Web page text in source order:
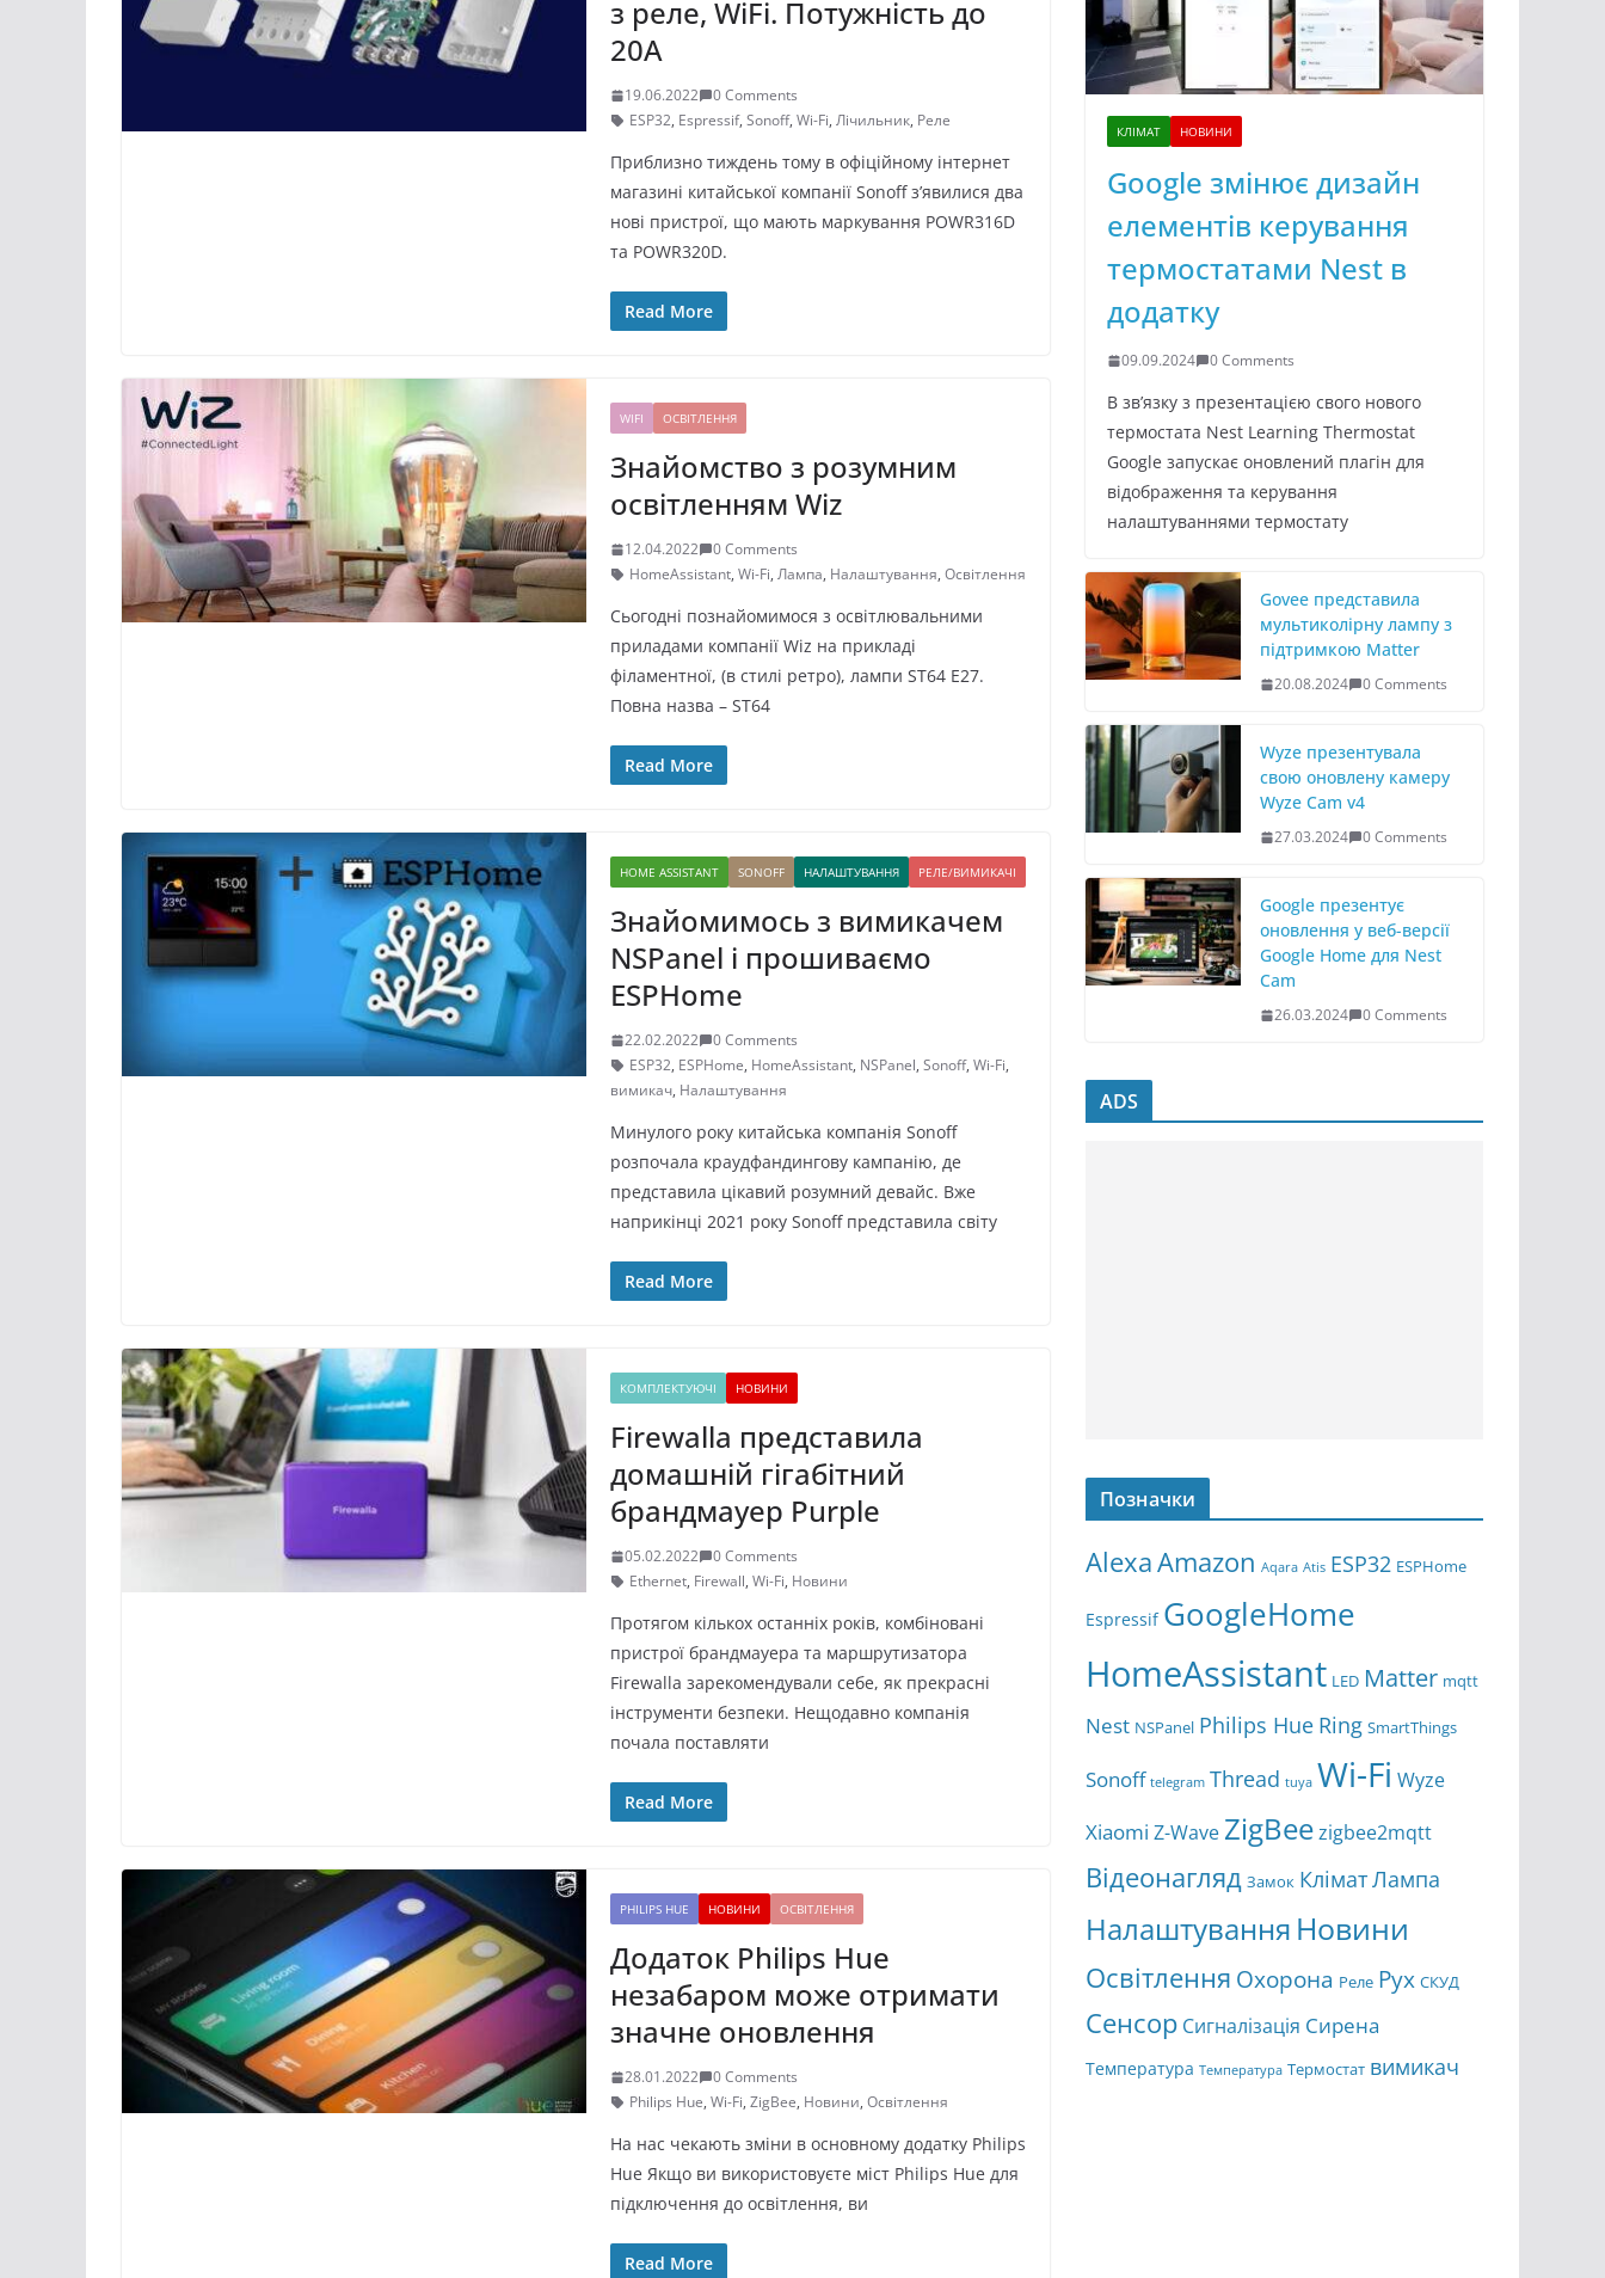
з реле, WiFi. Потужність до
20А
19.06.2022
0 Comments
ESP32, Espressif, Sonoff, Wi-Fi, Лічильник, Реле
Приблизно тиждень тому в офіційному інтернет
магазині китайської компанії Sonoff з’явилися два
нові пристрої, що мають маркування POWR316D
та POWR320D.
Read More
WIFI ОСВІТЛЕННЯ
Знайомство з розумним
освітленням Wiz
12.04.2022
0 Comments
HomeAssistant, Wi-Fi, Лампа, Налаштування, Освітлення
Сьогодні познайомимося з освітлювальними
приладами компанії Wiz на прикладі
філаментної, (в стилі ретро), лампи ST64 E27.
Повна назва – ST64
Read More
HOME ASSISTANT SONOFF НАЛАШТУВАННЯ РЕЛЕ/ВИМИКАЧІ
Знайомимось з вимикачем
NSPanel і прошиваємо
ESPHome
22.02.2022
0 Comments
ESP32, ESPHome, HomeAssistant, NSPanel, Sonoff, Wi-Fi,
вимикач, Налаштування
Минулого року китайська компанія Sonoff
розпочала краудфандингову кампанію, де
представила цікавий розумний девайс. Вже
наприкінці 2021 року Sonoff представила світу
Read More
КОМПЛЕКТУЮЧІ НОВИНИ
Firewalla представила
домашній гігабітний
брандмауер Purple
05.02.2022
0 Comments
Ethernet, Firewall, Wi-Fi, Новини
Протягом кількох останніх років, комбіновані
пристрої брандмауера та маршрутизатора
Firewalla зарекомендували себе, як прекрасні
інструменти безпеки. Нещодавно компанія
почала поставляти
Read More
PHILIPS HUE НОВИНИ ОСВІТЛЕННЯ
Додаток Philips Hue
незабаром може отримати
значне оновлення
28.01.2022
0 Comments
Philips Hue, Wi-Fi, ZigBee, Новини, Освітлення
На нас чекають зміни в основному додатку Philips
Hue Якщо ви використовуєте міст Philips Hue для
підключення до освітлення, ви
Read More
КЛІМАТ НОВИНИ
Google змінює дизайн
елементів керування
термостатами Nest в
додатку
09.09.2024 0 Comments
В зв’язку з презентацією свого нового
термостата Nest Learning Thermostat
Google запускає оновлений плагін для
відображення та керування
налаштуваннями термостату
Govee представила
мультиколірну лампу з
підтримкою Matter
20.08.2024 0 Comments
Wyze презентувала
свою оновлену камеру
Wyze Cam v4
27.03.2024 0 Comments
Google презентує
оновлення у веб-версії
Google Home для Nest
Cam
26.03.2024 0 Comments
ADS
Позначки
AlexaAmazon Aqara Atis ESP32 ESPHome
Espressif GoogleHome
HomeAssistant LED Matter mqtt
Nest NSPanel Philips Hue Ring SmartThings
Sonoff telegram Thread tuya Wi-Fi Wyze
Xiaomi Z-Wave ZigBeezigbee2mqtt
Відеонагляд Замок КліматЛампа
Налаштування Новини
Освітлення Охорона Реле Рух СКУД
Сенсор Сигналізація Сирена
Температура Температура Термостат вимикач